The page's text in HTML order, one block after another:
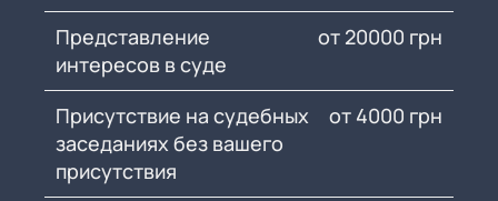
Представление
интересов в суде
от 20000 грн
Присутствие на судебных
заседаниях без вашего
присутствия
от 4000 грн